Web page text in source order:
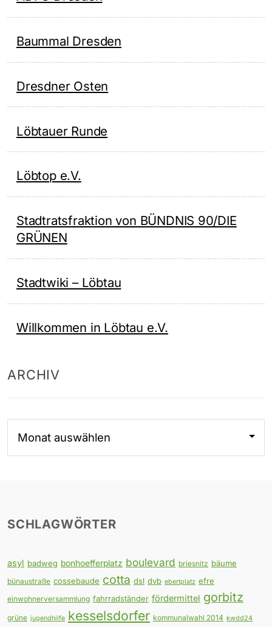
Baummal Dresden
Dresdner Osten
Löbtauer Runde
Löbtop e.V.
Stadtratsfraktion von BÜNDNIS 90/DIE
GRÜNEN
Stadtwiki – Löbtau
Willkommen in Löbtau e.V.
ARCHIV
SCHLAGWÖRTER
asyl badweg bonhoefferplatz boulevard briesnitz bäume
bünaustraße cossebaude cotta dsl dvb ebertplatz efre
einwohnerversammlung fahrradständer fördermittel gorbitz
grüne jugendhilfe kesselsdorfer kommunalwahl 2014 kwdd24